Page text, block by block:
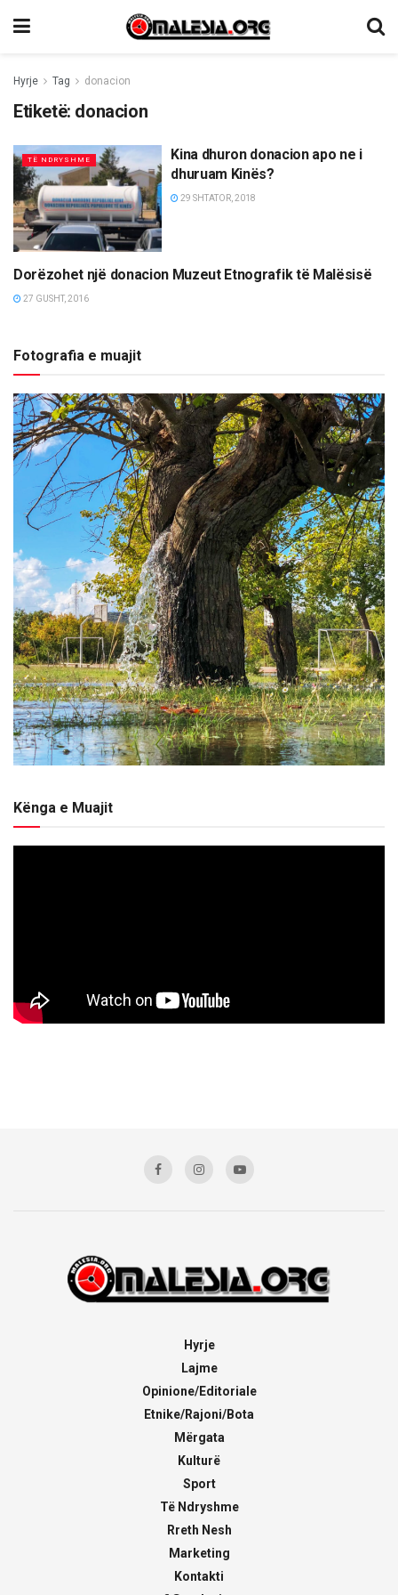
Hyrje Tag donacion
Etiketë: donacion
TË NDRYSHME
Kina dhuron donacion apo ne i
dhuruam Kinës?
29 SHTATOR, 2018
TË NDRYSHME
Dorëzohet një donacion Muzeut Etnografik të Malësisë
27 GUSHT, 2016
Fotografia e muajit
Kënga e Muajit
Hyrje
Lajme
Opinione/Editoriale
Etnike/Rajoni/Bota
Mërgata
Kulturë
Sport
Të Ndryshme
Rreth Nesh
Marketing
Kontakti